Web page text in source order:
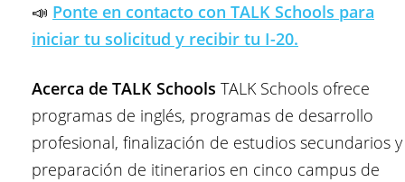
📣 Ponte en contacto con TALK Schools para
iniciar tu solicitud y recibir tu I-20.
Acerca de TALK Schools TALK Schools ofrece
programas de inglés, programas de desarrollo
profesional, finalización de estudios secundarios y
preparación de itinerarios en cinco campus de